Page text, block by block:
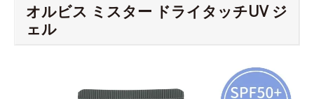
オルビス ミスター ドライタッチUV ジ
ェル